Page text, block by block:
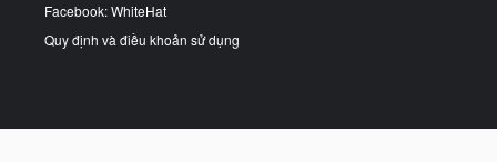
Facebook: WhiteHat
Quy định và điều khoản sử dụng